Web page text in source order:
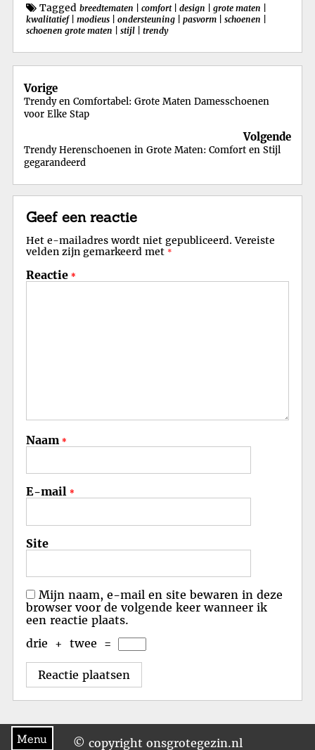
Menu
Tagged breedtematen comfort| design grote maten
kwalitatief| modieus ondersteuning pasvorm schoenen
schoenen grote maten
stijl trendy
Berichtnavigatie
Vorige
Trendy en Comfortabel: Grote Maten Damesschoenen
voor Elke Stap
Volgende
Trendy Herenschoenen in Grote Maten: Comfort en Stijl
gegarandeerd
Geef een reactie
Het e-mailadres wordt niet gepubliceerd. Vereiste
velden zijn gemarkeerd met *
Reactie *
Naam *
E-mail *
Site
Mijn naam, e-mail en site bewaren in deze
browser voor de volgende keer wanneer ik
een reactie plaats.
drie + twee =
© copyright onsgrotegezin.nl